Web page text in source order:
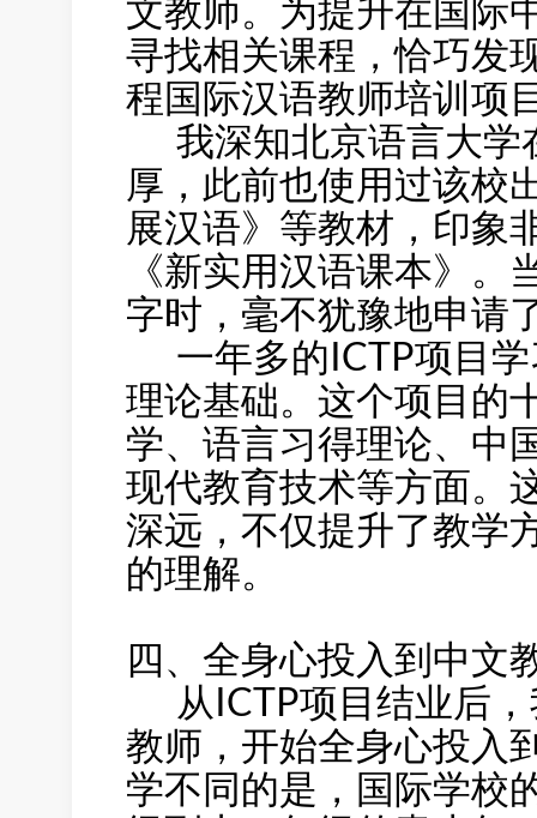
文教师。为提升在国际
寻找相关课程，恰巧发
程国际汉语教师培训项
我深知北京语言大学
厚，此前也使用过该校
展汉语》等教材，印象
《新实用汉语课本》
字时，毫不犹豫地申请
一年多的ICTP项目学
理论基础。这个项目的
学、语言习得理论、中
现代教育技术等方面。
深远，不仅提升了教学
的理解。
四、全身心投入到中文
从ICTP项目结业后，
教师，开始全身心投入
学不同的是，国际学校